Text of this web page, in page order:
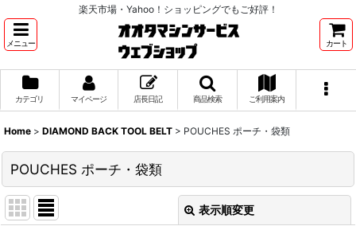
楽天市場・Yahoo！ショッピングでもご好評！
メニュー カート
カテゴリ マイページ 店長日記 商品検索 ご利用案内
Home > DIAMOND BACK TOOL BELT > POUCHES ポーチ・袋類
POUCHES ポーチ・袋類
表示順変更